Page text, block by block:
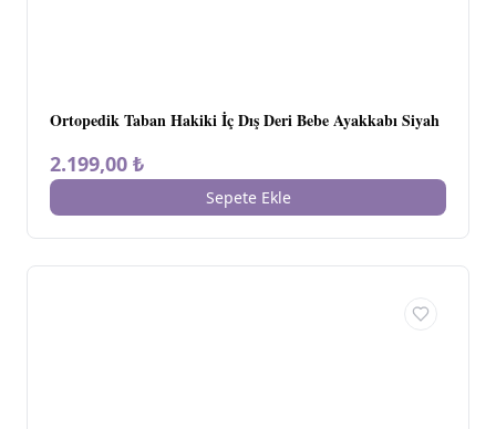
Ortopedik Taban Hakiki İç Dış Deri Bebe Ayakkabı Siyah
2.199,00 ₺
Sepete Ekle